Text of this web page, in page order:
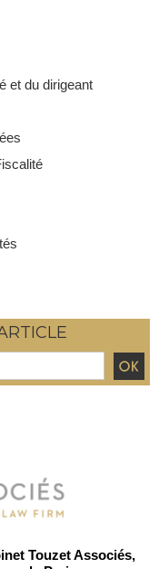
et du dirigeant
Touzet Associés,